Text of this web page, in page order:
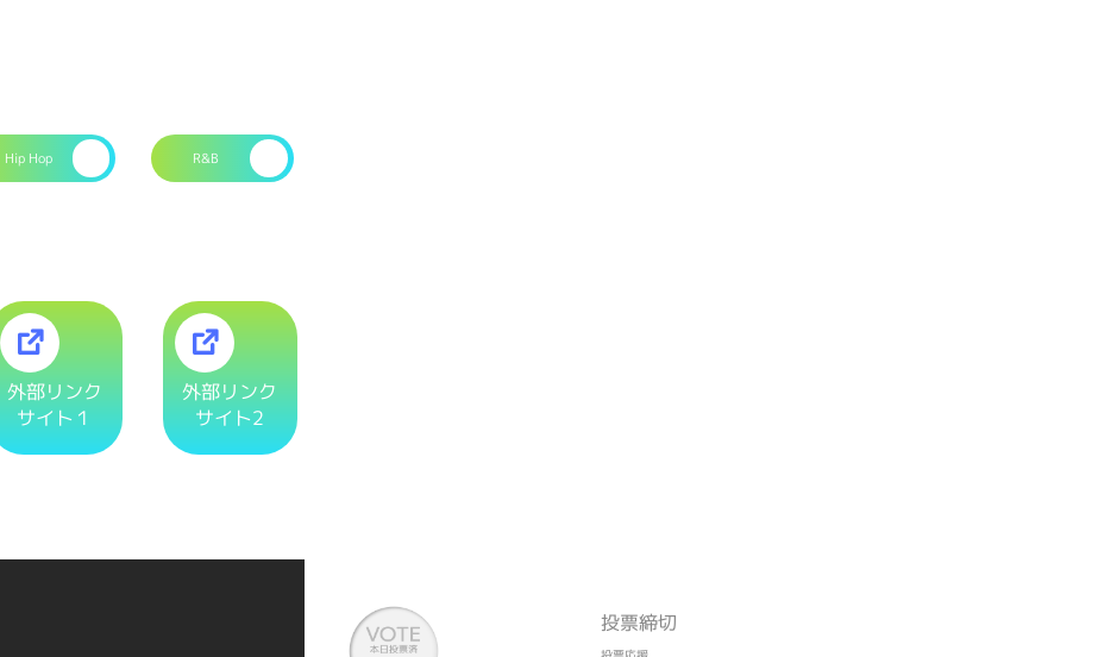
Hip Hop R&B
外部リンク
サイト１
外部リンク
サイト2
投票締切